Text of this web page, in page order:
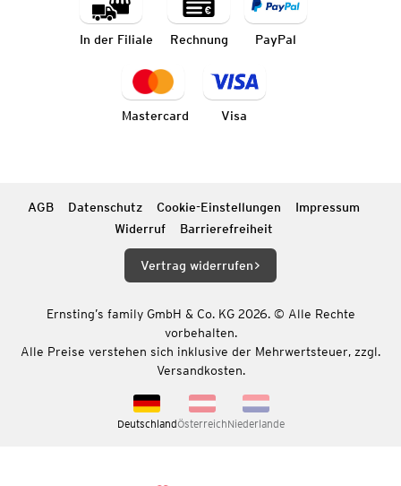
In der Filiale Rechnung PayPal
Mastercard Visa
AGB Datenschutz Cookie-Einstellungen
Impressum
Widerruf
Barrierefreiheit
Vertrag widerrufen
Ernsting’s family GmbH & Co. KG 2026. © Alle Rechte
vorbehalten.
Alle Preise verstehen sich inklusive der Mehrwertsteuer, zzgl.
Versandkosten.
DeutschlandÖsterreichNiederlande